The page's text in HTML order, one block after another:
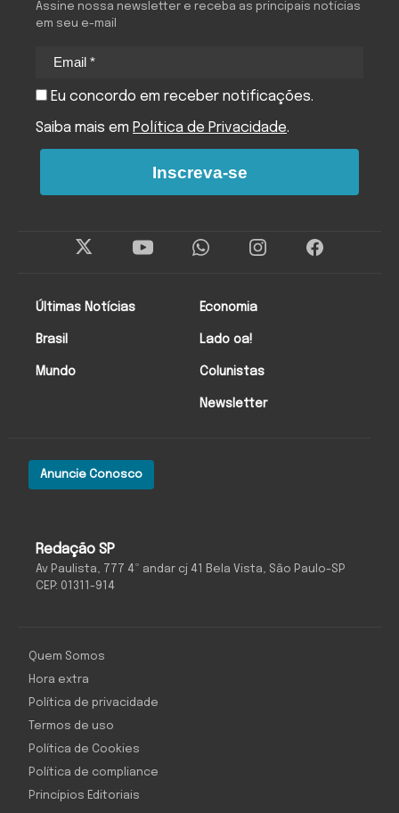
Redação SP
Av Paulista, 777 4º andar cj 41 Bela Vista, São Paulo-SP
CEP: 01311-914
Anuncie Conosco
Últimas Notícias
Brasil
Mundo
Economia
Lado oa!
Colunistas
Newsletter
Assine nossa newsletter e receba as principais notícias
em seu e-mail
Eu concordo em receber notificações.
Saiba mais em Política de Privacidade.
Inscreva-se
Quem Somos
Hora extra
Política de privacidade
Termos de uso
Política de Cookies
Política de compliance
Princípios Editoriais